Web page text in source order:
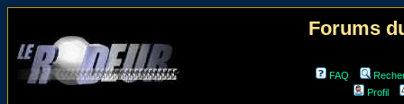
Forums
FAQ
Profil